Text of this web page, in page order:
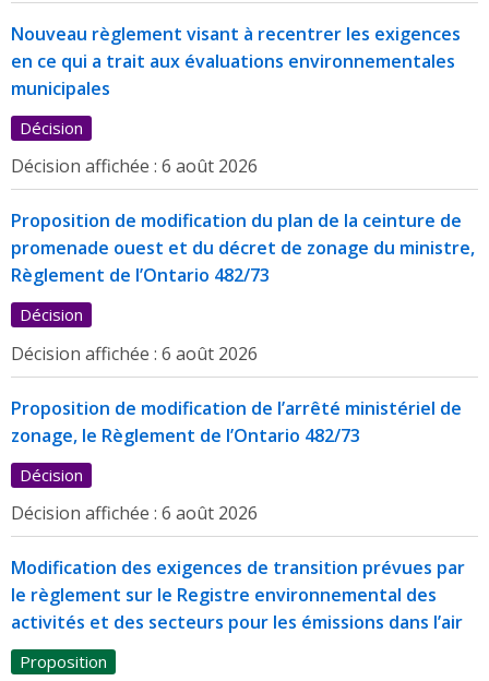
Nouveau règlement visant à recentrer les exigences
en ce qui a trait aux évaluations environnementales
municipales
Décision
Décision affichée : 6 août 2026
Proposition de modification du plan de la ceinture de
promenade ouest et du décret de zonage du ministre,
Règlement de l’Ontario 482/73
Décision
Décision affichée : 6 août 2026
Proposition de modification de l’arrêté ministériel de
zonage, le Règlement de l’Ontario 482/73
Décision
Décision affichée : 6 août 2026
Modification des exigences de transition prévues par
le règlement sur le Registre environnemental des
activités et des secteurs pour les émissions dans l’air
Proposition